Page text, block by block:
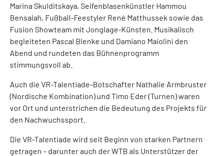
Marina Skulditskaya, Seifenblasenkünstler Hammou
Bensalah, Fußball-Feestyler René Matthussek sowie das
Fusion Showteam mit Jonglage-Künsten. Musikalisch
begleiteten Pascal Blenke und Damiano Maiolini den
Abend und rundeten das Bühnenprogramm
stimmungsvoll ab.
Auch die VR-Talentiade-Botschafter Nathalie Armbruster
(Nordische Kombination) und Timo Eder (Turnen) waren
vor Ort und unterstrichen die Bedeutung des Projekts für
den Nachwuchssport.
Die VR-Talentiade wird seit Beginn von starken Partnern
getragen – darunter auch der WTB als Unterstützer der